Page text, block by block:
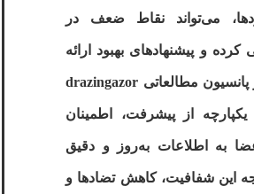
می‌تواند نقاط ضعف در
کرده و پیشنهادهای بهبود ارائه
مطالعاتی drazingazor
یکپارچه از پیشرفت، اطمینان
به اطلاعات به‌روز و دقیق
این شفافیت، کاهش تضادها و